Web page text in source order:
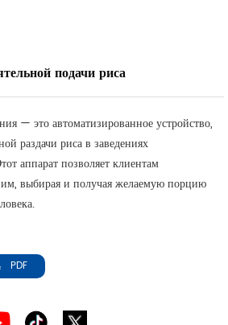
подачи риса
— это автоматизированное устройство,
раздачи риса в заведениях
аппарат позволяет клиентам
им, выбирая и получая желаемую порцию
PDF